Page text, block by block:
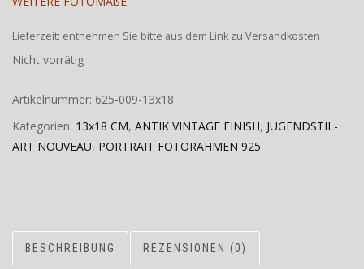
Lieferzeit: entnehmen Sie bitte aus dem Link zu Versandkosten
Nicht vorrätig
Artikelnummer: 625-009-13x18
Kategorien: 13x18 CM, ANTIK VINTAGE FINISH, JUGENDSTIL-
ART NOUVEAU, PORTRAIT FOTORAHMEN 925
BESCHREIBUNG REZENSIONEN (0)